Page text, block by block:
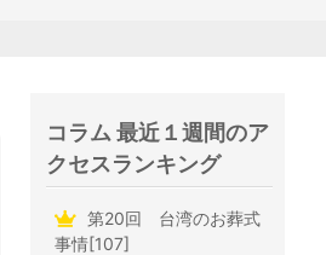
コラム 最近１週間のア
クセスランキング
第20回 台湾のお葬式
事情[107]